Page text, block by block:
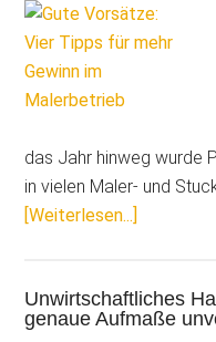
das Jahr hinweg wurde
in vielen Maler- und
[Weiterlesen...]
Tipps
für
Unwirtschaftliches
genaue Aufmaße